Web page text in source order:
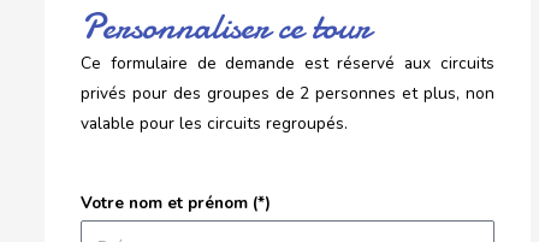
Personnaliser ce tour
Ce formulaire de demande est réservé aux circuits
privés pour des groupes de 2 personnes et plus, non
valable pour les circuits regroupés.
Votre nom et prénom (*)